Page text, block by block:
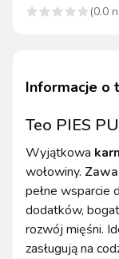
(0.0
Informacje o
Teo PIES
Wyjątkowa
wołowiny.
pełne wsparcie
dodatków,
rozwój mięśni.
zasługują na